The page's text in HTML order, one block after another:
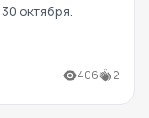
октября.
406 2